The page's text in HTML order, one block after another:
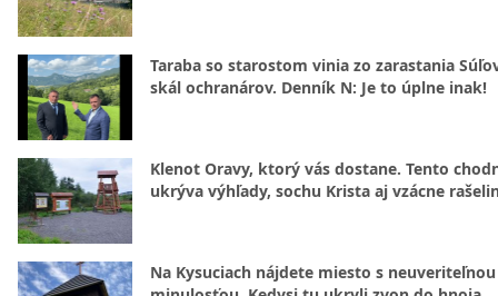
Taraba so starostom vinia zo zarastania
skál ochranárov. Denník N: Je to úplne inak!
Klenot Oravy, ktorý vás dostane. Tento
ukrýva výhľady, sochu Krista aj vzácne
Na Kysuciach nájdete miesto s neuveriteľnou